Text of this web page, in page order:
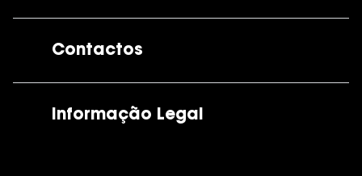
Contactos
Informação Legal